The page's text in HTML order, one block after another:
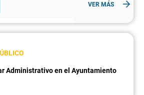
VER MÁS
Administrativo en el Ayuntamiento